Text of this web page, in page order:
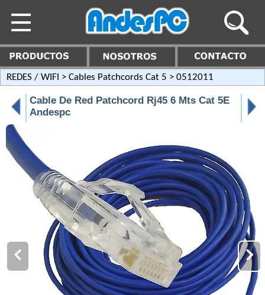
REDES / WIFI > Cables Patchcords Cat 5 > 0512011
Cable De Red Patchcord Rj45 6 Mts Cat 5E
Andespc